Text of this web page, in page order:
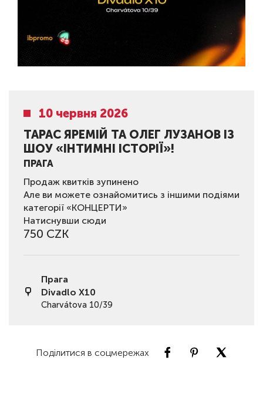
10 червня 2026
ТАРАС ЯРЕМІЙ ТА ОЛЕГ ЛУЗАНОВ ІЗ
ШОУ «ІНТИМНІ ІСТОРІЇ»!
ПРАГА
Продаж квитків зупинено
Але ви можете ознайомитись з іншими подіями
категорії «КОНЦЕРТИ»
Натиснувши сюди
750 CZK
Прага
Divadlo X10
Charvátova 10/39
Поділитися в соцмережах